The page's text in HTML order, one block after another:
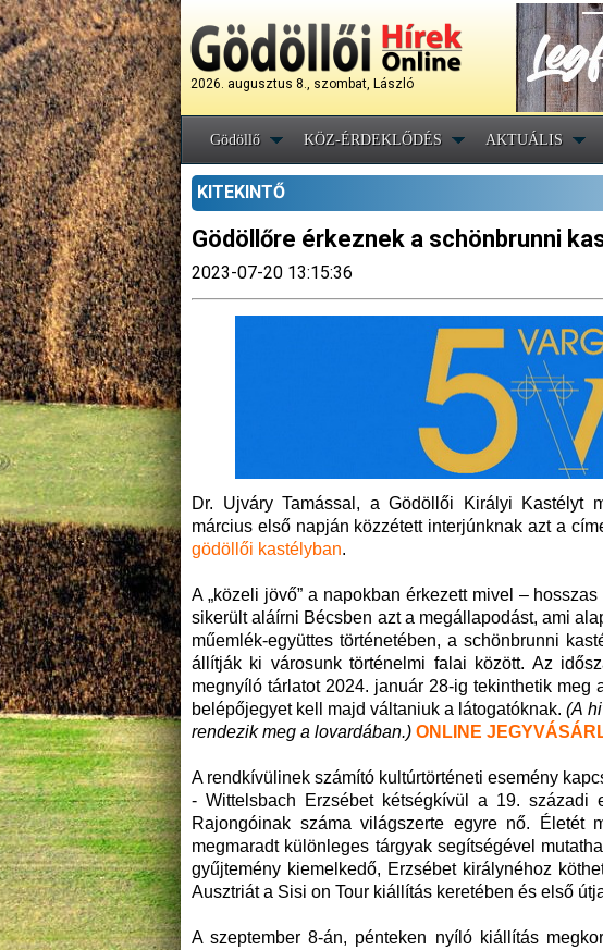
2026. augusztus 8., szombat, László
Gödöllő KÖZ-ÉRDEKLŐDÉS AKTUÁLIS
KITEKINTŐ
Gödöllőre érkeznek a schönbrunni
2023-07-20 13:15:36
Dr. Ujváry Tamással, a Gödöllői Királyi Kastélyt
március első napján közzétett interjúnknak azt a
gödöllői kastélyban.
A „közeli jövő” a napokban érkezett mivel –
sikerült aláírni Bécsben azt a megállapodást, ami
műemlék-együttes történetében, a schönbrunni
állítják ki városunk történelmi falai között. Az
megnyíló tárlatot 2024. január 28-ig tekinthetik meg
belépőjegyet kell majd váltaniuk a látogatóknak.(A
rendezik meg a lovardában.) ONLINE
A rendkívülinek számító kultúrtörténeti esemény
- Wittelsbach Erzsébet kétségkívül a 19. századi
Rajongóinak száma világszerte egyre nő. Életét
megmaradt különleges tárgyak segítségével
gyűjtemény kiemelkedő, Erzsébet királynéhoz
Ausztriát a Sisi on Tour kiállítás keretében és első
A szeptember 8-án, pénteken nyíló kiállítás